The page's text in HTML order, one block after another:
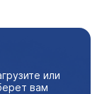
или
вам